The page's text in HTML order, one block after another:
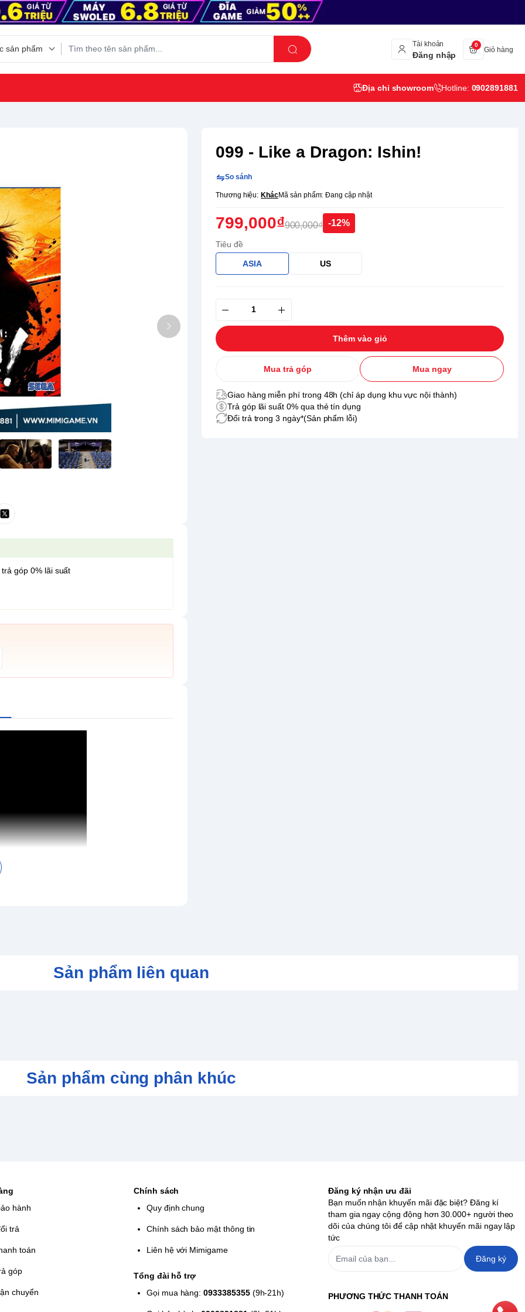
Tài khoản
Đăng nhập
0
Giỏ hàng
Địa chỉ showroom Hotline: 0902891881
099 - Like a Dragon: Ishin!
So sánh
Thương hiệu: KhácMã sản phẩm: Đang cập nhật
799,000₫900,000₫ -12%
Tiêu đề
ASIA US
Thêm vào giỏ
Mua trả góp Mua ngay
Giao hàng miễn phí trong 48h (chỉ áp dụng khu vực nội thành)
Trả góp lãi suất 0% qua thẻ tín dụng
Đổi trả trong 3 ngày*(Sản phẩm lỗi)
góp 0% lãi suất
và thời đại đã chín muồi cho một
sát vì lãnh đạo một nhóm cách mạng,
cách vũ công hoang dã cho phép
Ngoài ra, bạn có thể tập trung vào một
ở mọi giai đoạn của trò chơi. Một sử
Ishin! mang đến những gương mặt
mại.
Sản phẩm liên quan
Sản phẩm cùng phân khúc
hành
trả
toán
góp
chuyển
Chính sách
Quy định chung
Chính sách bảo mật thông tin
Liên hệ với Mimigame
Tổng đài hỗ trợ
Gọi mua hàng:0933385355(9h-21h)
Đăng ký nhận ưu đãi
Bạn muốn nhận khuyến mãi đặc biệt? Đăng kí
tham gia ngay cộng động hơn 30.000+ người theo
dõi của chúng tôi để cập nhật khuyến mãi ngay lập
tức
Đăng ký
PHƯƠNG THỨC THANH TOÁN